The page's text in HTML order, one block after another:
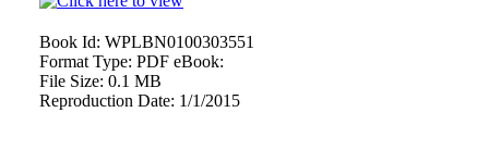
Book Id: WPLBN0100303551
Format Type: PDF eBook:
File Size: 0.1 MB
Reproduction Date: 1/1/2015